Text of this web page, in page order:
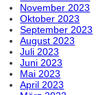
November 2023
Oktober 2023
September 2023
August 2023
Juli 2023
Juni 2023
Mai 2023
April 2023